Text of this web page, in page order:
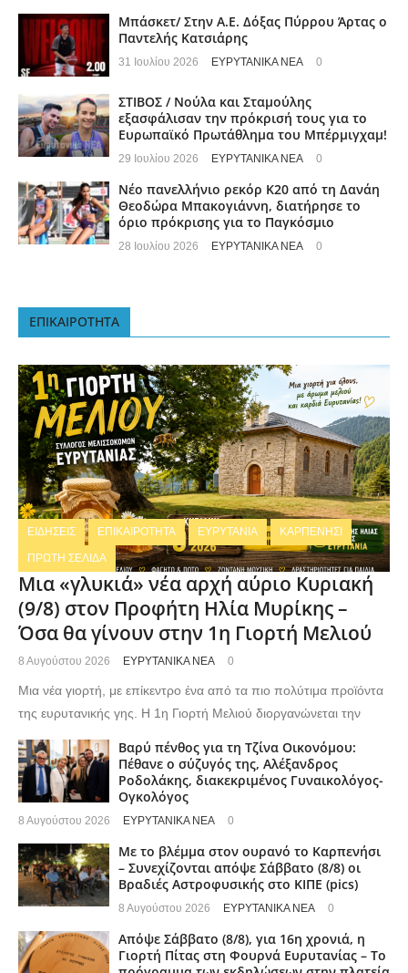
Μπάσκετ/ Στην Α.Ε. Δόξας Πύρρου Άρτας ο
Παντελής Κατσιάρης
31 Ιουλίου 2026 ΕΥΡΥΤΑΝΙΚΑ ΝΕΑ 0
ΣΤΙΒΟΣ / Νούλα και Σταμούλης
εξασφάλισαν την πρόκρισή τους για το
Ευρωπαϊκό Πρωτάθλημα του Μπέρμιγχαμ!
29 Ιουλίου 2026 ΕΥΡΥΤΑΝΙΚΑ ΝΕΑ 0
Νέο πανελλήνιο ρεκόρ Κ20 από τη Δανάη
Θεοδώρα Μπακογιάννη, διατήρησε το
όριο πρόκρισης για το Παγκόσμιο
28 Ιουλίου 2026 ΕΥΡΥΤΑΝΙΚΑ ΝΕΑ 0
ΕΠΙΚΑΙΡΟΤΗΤΑ
ΕΙΔΗΣΕΙΣ ΕΠΙΚΑΙΡΟΤΗΤΑ ΕΥΡΥΤΑΝΙΑ ΚΑΡΠΕΝΗΣΙ
ΠΡΩΤΗ ΣΕΛΙΔΑ
Μια «γλυκιά» νέα αρχή αύριο Κυριακή
(9/8) στον Προφήτη Ηλία Μυρίκης –
Όσα θα γίνουν στην 1η Γιορτή Μελιού
8 Αυγούστου 2026 ΕΥΡΥΤΑΝΙΚΑ ΝΕΑ 0
Μια νέα γιορτή, με επίκεντρο ένα από τα πιο πολύτιμα προϊόντα
της ευρυτανικής γης. Η 1η Γιορτή Μελιού διοργανώνεται την
Βαρύ πένθος για τη Τζίνα Οικονόμου:
Πέθανε ο σύζυγός της, Αλέξανδρος
Ροδολάκης, διακεκριμένος Γυναικολόγος-
Ογκολόγος
8 Αυγούστου 2026 ΕΥΡΥΤΑΝΙΚΑ ΝΕΑ 0
Με το βλέμμα στον ουρανό το Καρπενήσι
– Συνεχίζονται απόψε Σάββατο (8/8) οι
Βραδιές Αστροφυσικής στο ΚΙΠΕ (pics)
8 Αυγούστου 2026 ΕΥΡΥΤΑΝΙΚΑ ΝΕΑ 0
Απόψε Σάββατο (8/8), για 16η χρονιά, η
Γιορτή Πίτας στη Φουρνά Ευρυτανίας – Το